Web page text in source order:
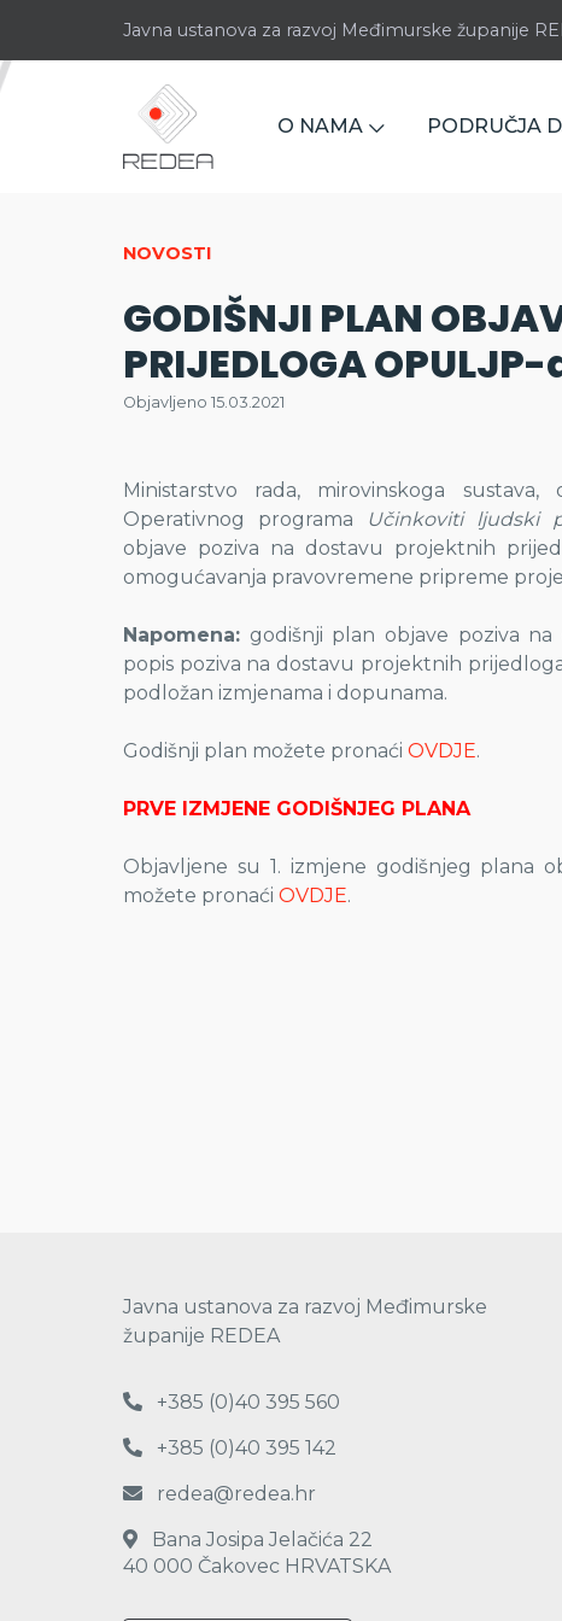
Javna ustanova za razvoj Međimurske županije
O NAMA PODRUČJA
NOVOSTI
GODIŠNJI PLAN
PRIJEDLOGA OPULJP-
Objavljeno 15.03.2021
Ministarstvo rada, mirovinskoga
Operativnog programa
Učinkoviti ljudski
objave poziva na dostavu projektnih
omogućavanja pravovremene pripreme
Napomena: godišnji plan objave poziva
popis poziva na dostavu projektnih
podložan izmjenama i dopunama.
Godišnji plan možete pronaći OVDJE.
PRVE IZMJENE GODIŠNJEG PLANA
Objavljene su 1. izmjene godišnjeg plana
možete pronaći OVDJE.
Javna ustanova za razvoj Međimurske
županije REDEA
+385 (0)40 395 560
+385 (0)40 395 142
redea@redea.hr
Bana Josipa Jelačića 22
40 000 Čakovec HRVATSKA